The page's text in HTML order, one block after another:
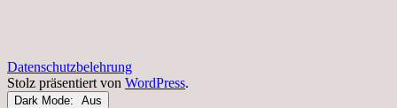
Datenschutzbelehrung
Stolz präsentiert von WordPress.
Dark Mode: